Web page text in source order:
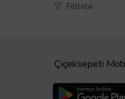
Filtrele
Çiçeksepeti